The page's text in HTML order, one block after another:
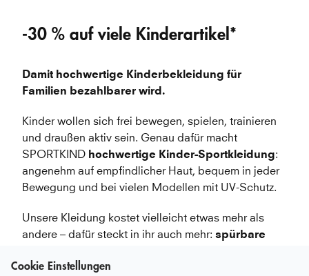
-30 % auf viele Kinderartikel*
Damit hochwertige Kinderbekleidung für
Familien bezahlbarer wird.
Kinder wollen sich frei bewegen, spielen, trainieren
und draußen aktiv sein. Genau dafür macht
SPORTKIND hochwertige Kinder-Sportkleidung:
angenehm auf empfindlicher Haut, bequem in jeder
Bewegung und bei vielen Modellen mit UV-Schutz.
Unsere Kleidung kostet vielleicht etwas mehr als
andere – dafür steckt in ihr auch mehr: spürbare
die Kinder gerne tragen. Viele Teile bleiben lange
Cookie Einstellungen